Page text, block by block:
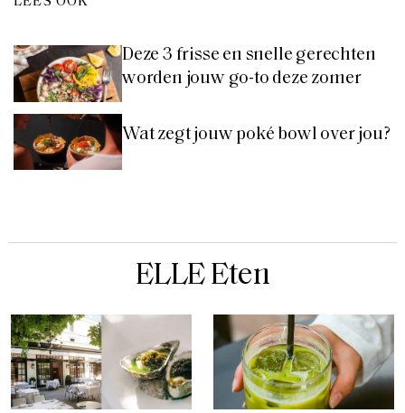
Deze 3 frisse en snelle gerechten
worden jouw go-to deze zomer
Wat zegt jouw poké bowl over jou?
ELLE Eten